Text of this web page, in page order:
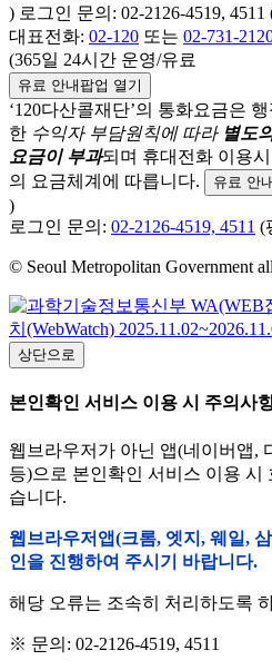
) 로그인 문의: 02-2126-4519, 4511
대표전화: 02-120 또는 02-731-
(365일 24시간 운영/유료
유료 안내팝업 열기
‘120다산콜재단’의 통화요금은
한 수익자 부담원칙에 따라 별도
요금이 부과되며 휴대전화 이용
의 요금체계에 따릅니다.
유료 안
)
로그인 문의: 02-2126-4519, 4511 (
© Seoul Metropolitan Government
상단으로
본인확인 서비스 이용 시 주의사
웹브라우저가 아닌 앱(네이버앱,
등)으로 본인확인 서비스 이용 시
습니다.
웹브라우저앱(크롬, 엣지, 웨일,
인을 진행하여 주시기 바랍니다.
해당 오류는 조속히 처리하도록
※ 문의: 02-2126-4519, 4511